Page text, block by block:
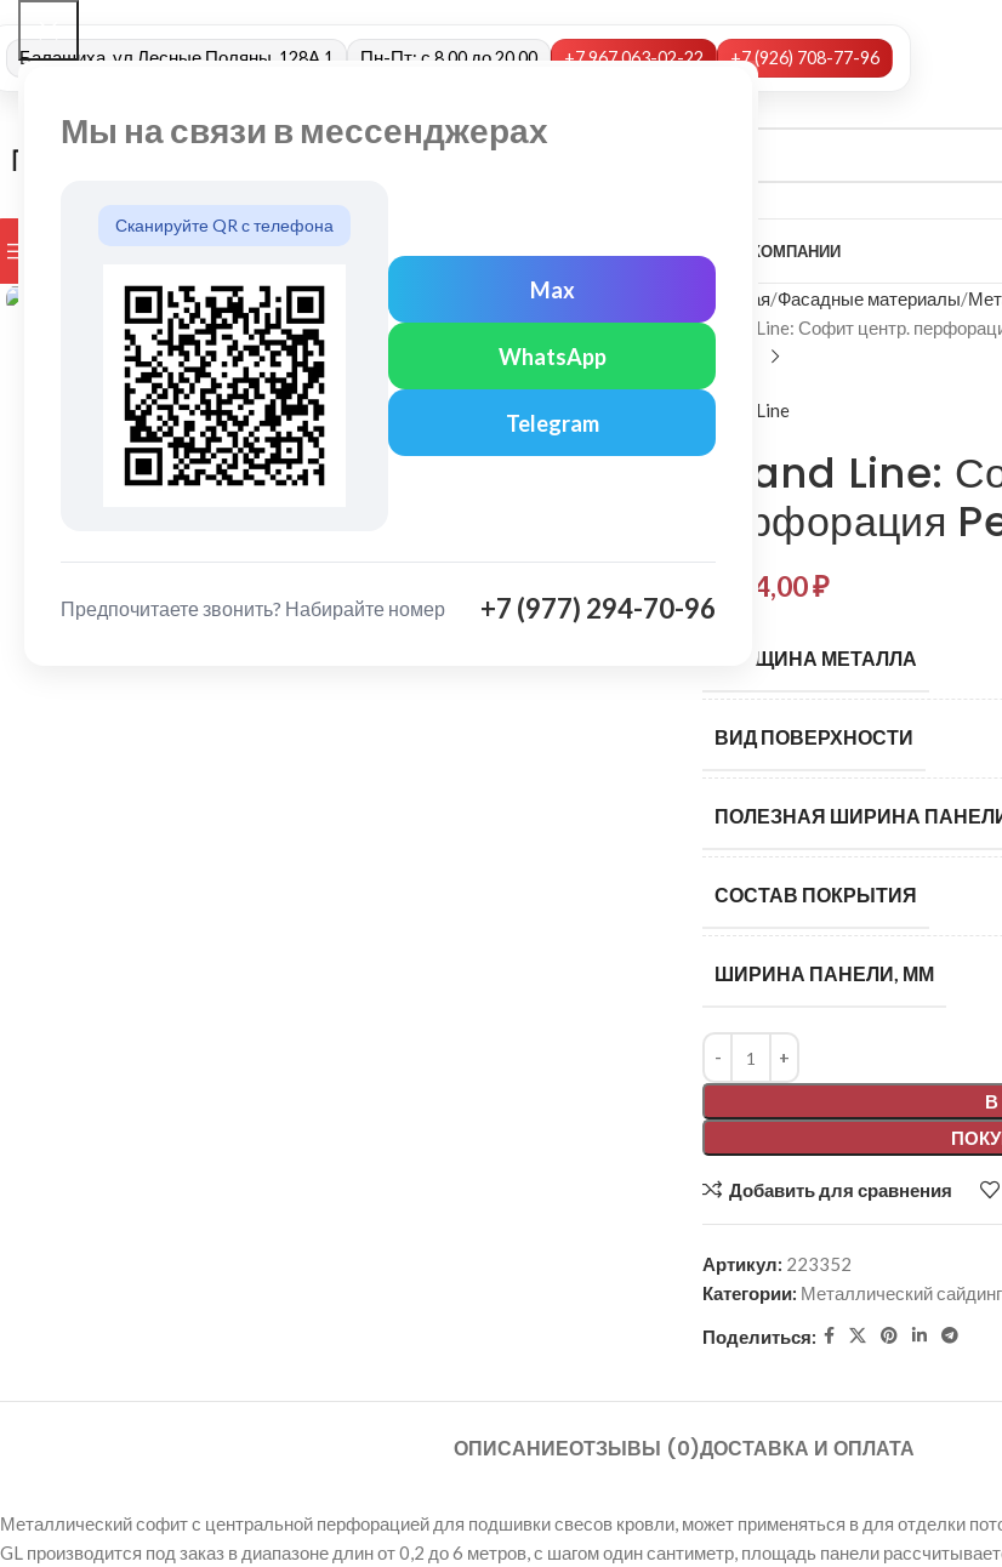
Мы на связи в мессенджерах
Сканируйте QR с телефона
Max
WhatsApp
Telegram
Предпочитаете звонить? Набирайте номер +7 (977) 294-70-96
Балашиха, ул Лесные Поляны, 128А 1 Пн-Пт: с 8.00 до 20.00 +7 967 063-02-22 +7 (926) 708-77-96
ПРОСМОТР КАТЕГОРИЙ БРЕНДЫ О КОМПАНИИ
Главная Фасадные материалы
Grand Line: Софит центр.
Grand Line
Grand Line:
перфорация
1 034,00₽
ТОЛЩИНА МЕТАЛЛА
ВИД ПОВЕРХНОСТИ
ПОЛЕЗНАЯ ШИРИНА
СОСТАВ ПОКРЫТИЯ
ШИРИНА ПАНЕЛИ, ММ
В
Alternative:
Добавить для сравнения
Артикул: 223352
Категории: Металлический
Поделиться:
ОПИСАНИЕОТЗЫВЫ (0)ДОСТАВКА И ОПЛАТА
Металлический софит с центральной перфорацией для подшивки свесов кровли, может применяться в для отделки
GL производится под заказ в диапазоне длин от 0,2 до 6 метров, с шагом один сантиметр, площадь панели